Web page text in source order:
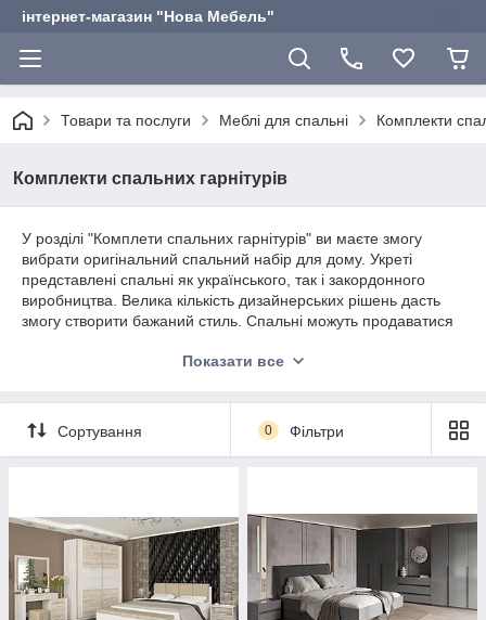
інтернет-магазин "Нова Мебель"
Товари та послуги Меблі для спальні Комплекти
Комплекти спальних гарнітурів
У розділі "Комплети спальних гарнітурів" ви маєте змогу
вибрати оригінальний спальний набір для дому. Укреті
представлені спальні як українського, так і закордонного
виробництва. Велика кількість дизайнерських рішень дасть
змогу створити бажаний стиль. Спальні можуть продаватися
цікавлять вас, ви можете задати нашому консультанту.
Показати все
Сортування 0 Фільтри